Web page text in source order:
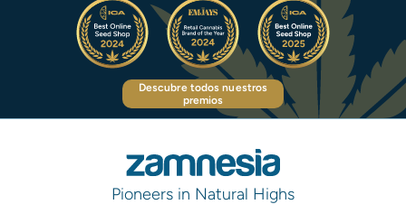
Descubre todos nuestros
premios
Pioneers in Natural Highs